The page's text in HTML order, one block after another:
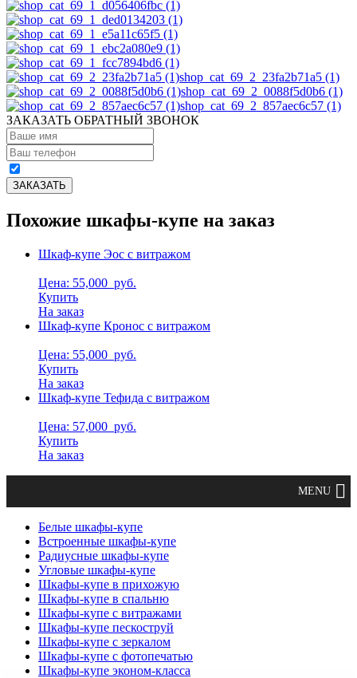
shop_cat_69_2_23fa2b71a5 (1)
shop_cat_69_2_0088f5d0b6 (1)
shop_cat_69_2_857aec6c57 (1)
ЗАКАЗАТЬ ОБРАТНЫЙ ЗВОНОК
Похожие шкафы-купе на заказ
Шкаф-купе Эос с витражом
Цена: 55,000 руб.
Купить
На заказ
Шкаф-купе Кронос с витражом
Цена: 55,000 руб.
Купить
На заказ
Шкаф-купе Тефида с витражом
Цена: 57,000 руб.
Купить
На заказ
Белые шкафы-купе
Встроенные шкафы-купе
Радиусные шкафы-купе
Угловые шкафы-купе
Шкафы-купе в прихожую
Шкафы-купе в спальню
Шкафы-купе с витражами
Шкафы-купе пескоструй
Шкафы-купе с зеркалом
Шкафы-купе с фотопечатью
Шкафы-купе эконом-класса